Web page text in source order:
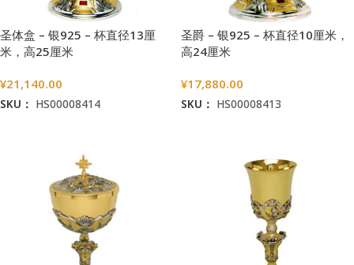
圣体盒 – 银925 – 杯直径13厘
米，高25厘米
¥21,140.00
SKU： HS00008414
圣爵 – 银925 – 杯直径10厘米，
高24厘米
¥17,880.00
SKU： HS00008413